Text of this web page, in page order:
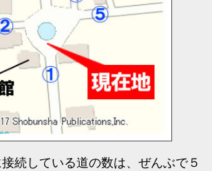
続している道の数は、ぜんぶで５